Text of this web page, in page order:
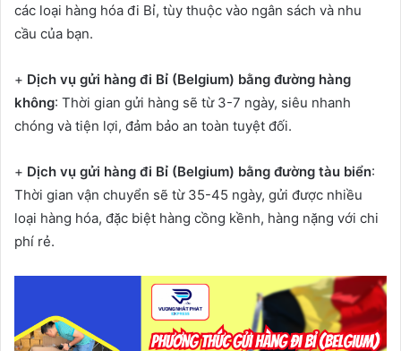
các loại hàng hóa đi Bỉ, tùy thuộc vào ngân sách và nhu
cầu của bạn.
+ Dịch vụ gửi hàng đi Bỉ (Belgium) bằng đường hàng
không: Thời gian gửi hàng sẽ từ 3-7 ngày, siêu nhanh
chóng và tiện lợi, đảm bảo an toàn tuyệt đối.
+ Dịch vụ gửi hàng đi Bỉ (Belgium) bằng đường tàu biển:
Thời gian vận chuyển sẽ từ 35-45 ngày, gửi được nhiều
loại hàng hóa, đặc biệt hàng cồng kềnh, hàng nặng với chi
phí rẻ.